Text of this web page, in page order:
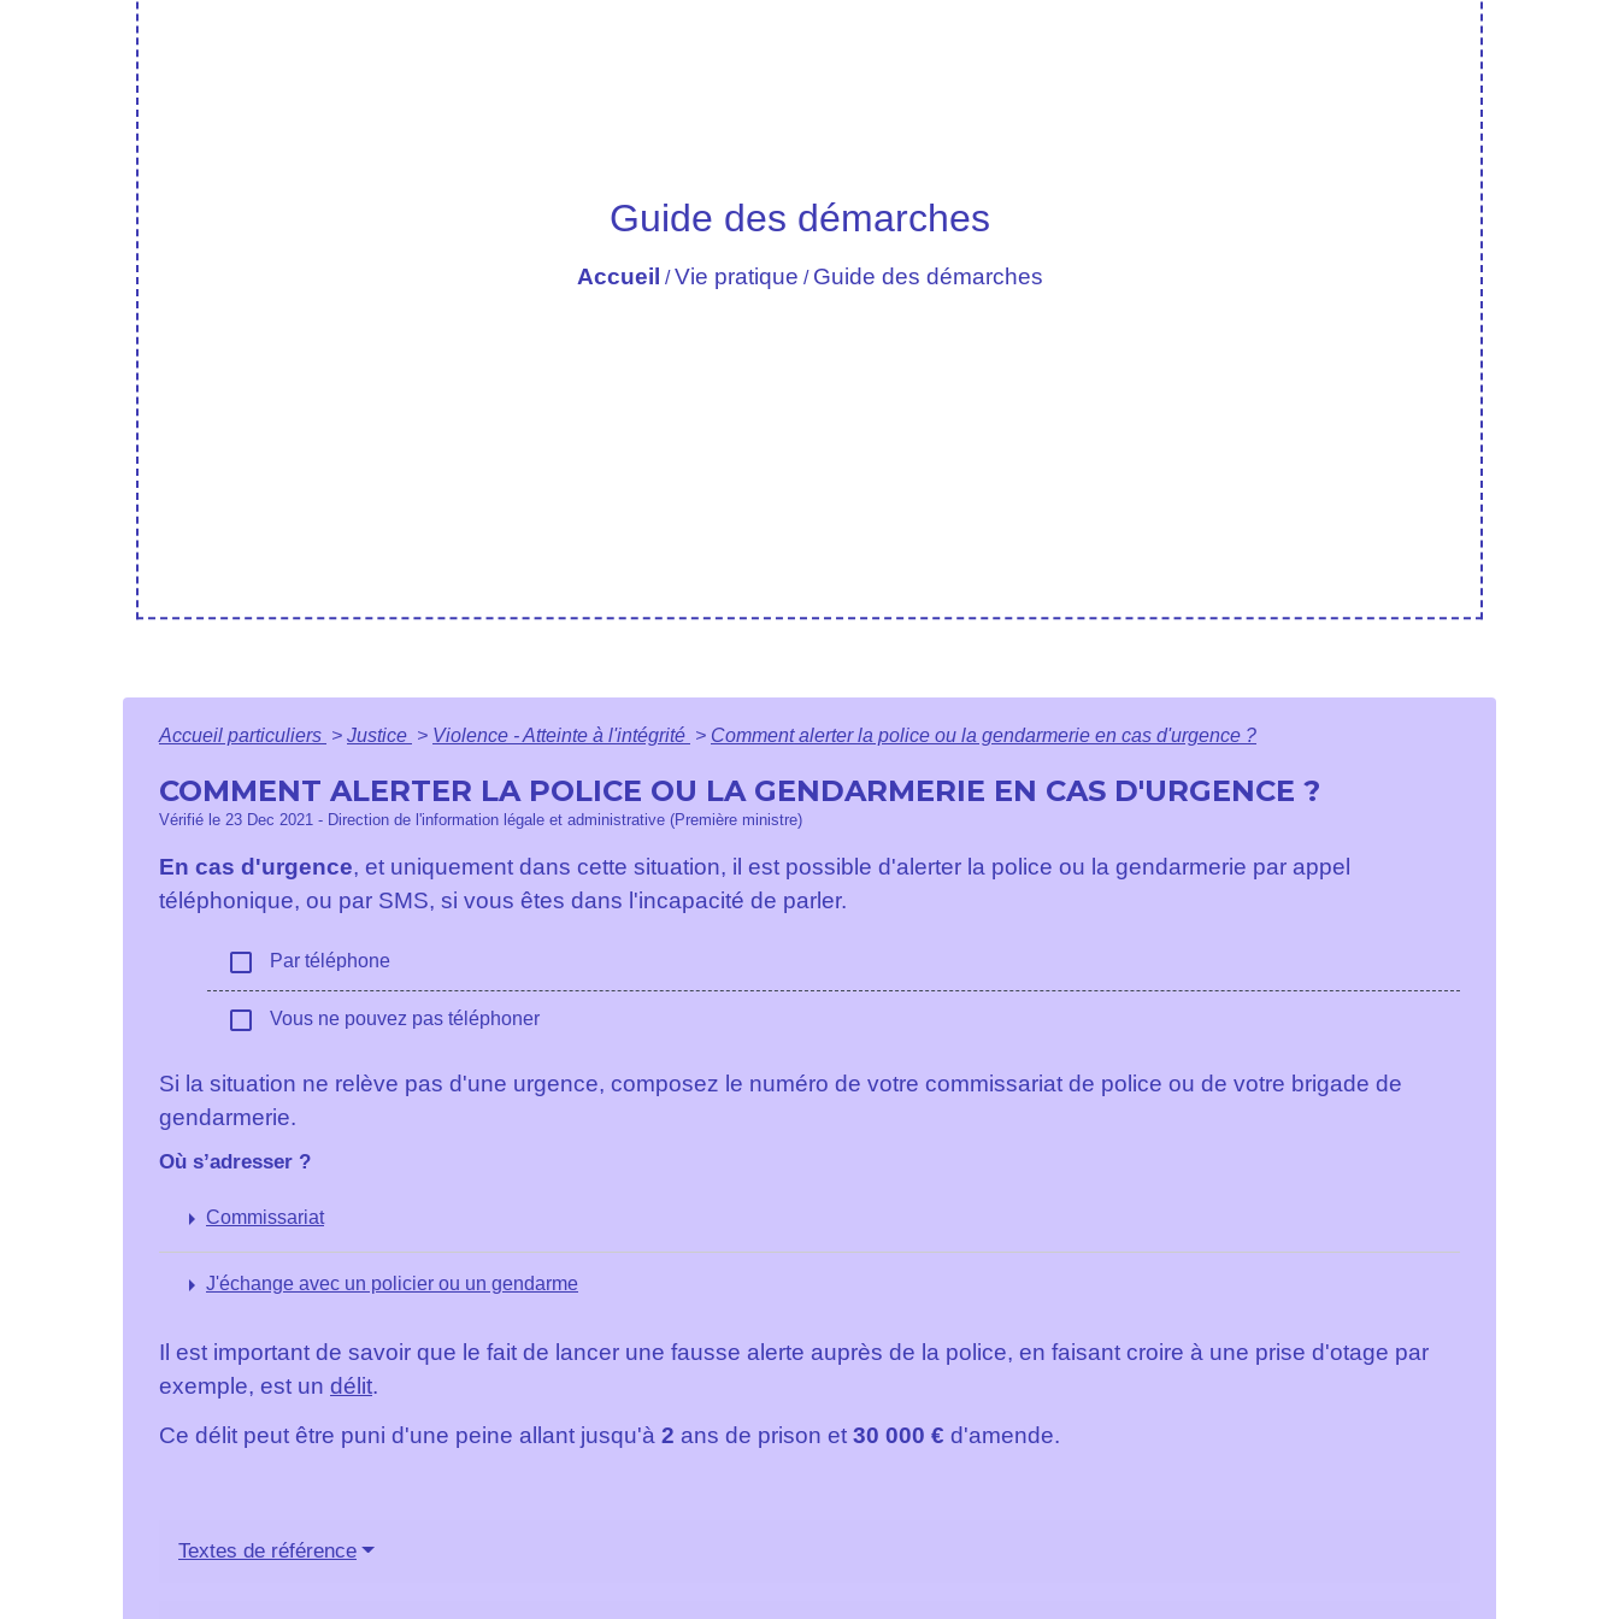
Guide des démarches
Accueil /Vie pratique / Guide des démarches
Accueil particuliers > Justice > Violence - Atteinte à l'intégrité > Comment alerter la police ou la gendarmerie en cas d'urgence ?
COMMENT ALERTER LA POLICE OU LA GENDARMERIE EN CAS D'URGENCE ?
Vérifié le 23 Dec 2021 - Direction de l'information légale et administrative (Première ministre)
En cas d'urgence, et uniquement dans cette situation, il est possible d'alerter la police ou la gendarmerie par appel
téléphonique, ou par SMS, si vous êtes dans l'incapacité de parler.
check_box_outline_blank Par téléphone
check_box_outline_blank Vous ne pouvez pas téléphoner
Si la situation ne relève pas d'une urgence, composez le numéro de votre commissariat de police ou de votre brigade de
gendarmerie.
Où s’adresser ?
arrow_right Commissariat
arrow_right J'échange avec un policier ou un gendarme
Il est important de savoir que le fait de lancer une fausse alerte auprès de la police, en faisant croire à une prise d'otage par
exemple, est un délit.
Ce délit peut être puni d'une peine allant jusqu'à 2 ans de prison et 30 000 € d'amende.
Textes de référence